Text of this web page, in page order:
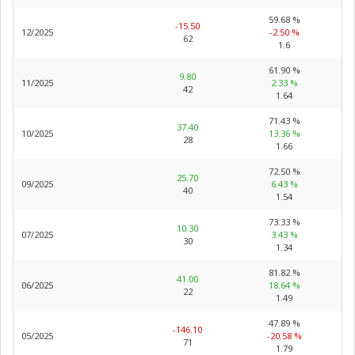
12/2025
-15.50
62
59.68 %
-2.50 %
1.6
11/2025
9.80
42
61.90 %
2.33 %
1.64
10/2025
37.40
28
71.43 %
13.36 %
1.66
09/2025
25.70
40
72.50 %
6.43 %
1.54
07/2025
10.30
30
73.33 %
3.43 %
1.34
06/2025
41.00
22
81.82 %
18.64 %
1.49
05/2025
-146.10
71
47.89 %
-20.58 %
1.79